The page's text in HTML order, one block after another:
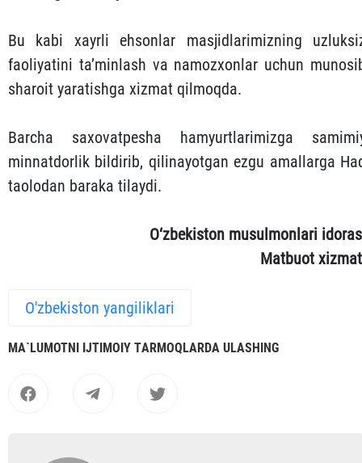
Bu kabi xayrli ehsonlar masjidlarimizning
faoliyatini ta’minlash va namozxonlar uchun
sharoit yaratishga xizmat qilmoqda.
Barcha saxovatpesha hamyurtlarimizga
minnatdorlik bildirib, qilinayotgan ezgu amallarga
taolodan baraka tilaydi.
O‘zbekiston musulmonlari
Matbuot
O'zbekiston yangiliklari
MА`LUMOTNI IJTIMOIY TАRMOQLАRDА ULАSHING